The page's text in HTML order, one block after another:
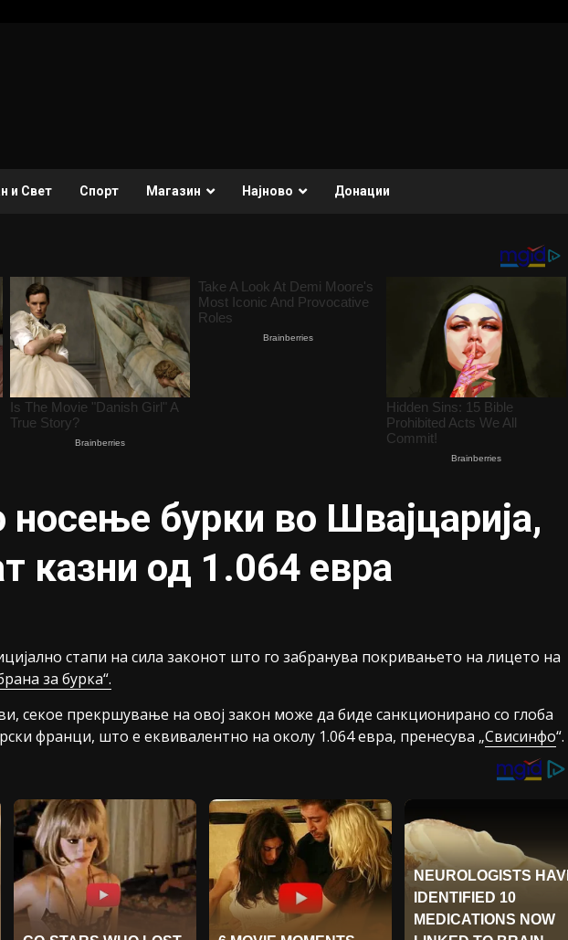
и Свет Спорт Магазин Најново Донации
носење бурки во Швајцарија,
казни од 1.064 евра
стапи на сила законот што го забранува покривањето на лицето на
за бурка“.
секое прекршување на овој закон може да биде санкционирано со глоба
франци, што е еквивалентно на околу 1.064 евра, пренесува „Свисинфо“.